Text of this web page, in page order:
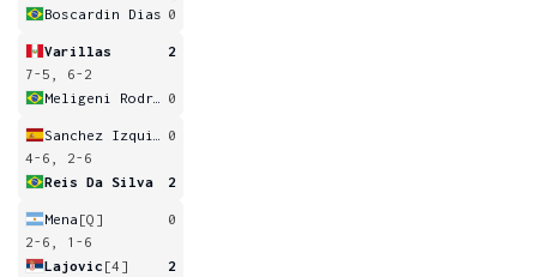
Boscardin Dias 0
Varillas
2
7-5, 6-2
0
0
4-6, 2-6
Reis Da Silva
2
Mena [Q]
0
2-6, 1-6
Lajovic [4] 2